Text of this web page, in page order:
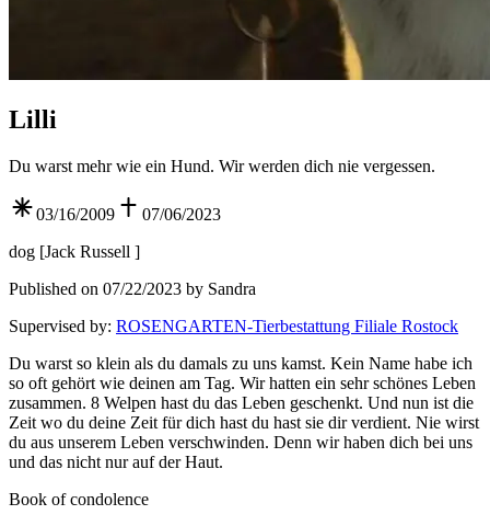
Lilli
Du warst mehr wie ein Hund. Wir werden dich nie vergessen.
03/16/2009
07/06/2023
dog [Jack Russell ]
Published on 07/22/2023 by Sandra
Supervised by: ROSENGARTEN-Tierbestattung Filiale Rostock
Du warst so klein als du damals zu uns kamst. Kein Name habe ich
so oft gehört wie deinen am Tag. Wir hatten ein sehr schönes Leben
zusammen. 8 Welpen hast du das Leben geschenkt. Und nun ist die
Zeit wo du deine Zeit für dich hast du hast sie dir verdient. Nie wirst
du aus unserem Leben verschwinden. Denn wir haben dich bei uns
und das nicht nur auf der Haut.
Book of condolence